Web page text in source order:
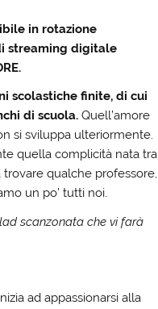
in rotazione
streaming digitale
scolastiche finite, di cui
di scuola.Quell’amore
si sviluppa ulteriormente.
quella complicità nata tra
qualche professore,
un po’ tutti noi.
scanzonata che vi farà
ad appassionarsi alla